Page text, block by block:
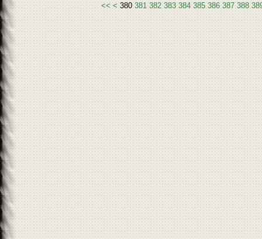
<< < 300
310
320
330
340
350
360
370
380 381 382 383 384 385 386 387 388